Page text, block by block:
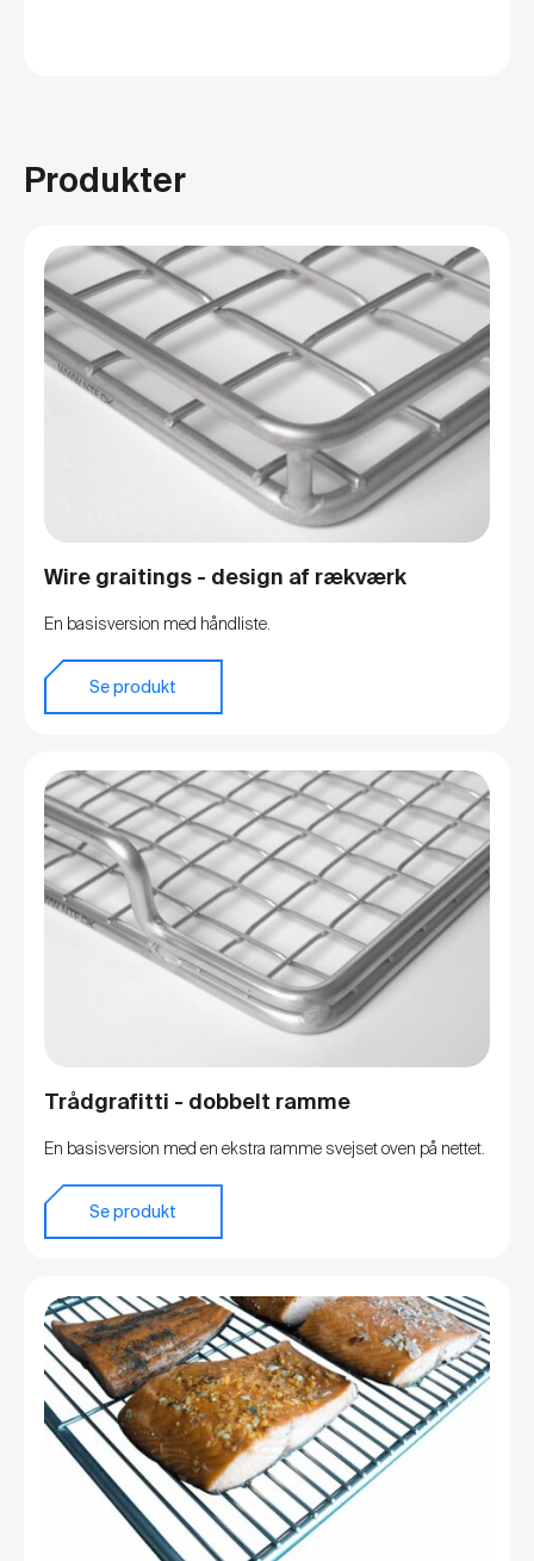
Produkter
Wire graitings - design af rækværk
En basisversion med håndliste.
Se produkt
Trådgrafitti - dobbelt ramme
En basisversion med en ekstra ramme svejset oven på nettet.
Se produkt